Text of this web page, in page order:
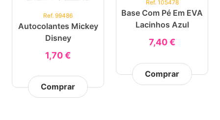
Ref. 99486
Autocolantes Mickey
Disney
1,70 €
Comprar
Ref. 105478
Base Com Pé Em EVA
Lacinhos Azul
7,40 €
Comprar